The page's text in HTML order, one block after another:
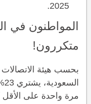
2025.
المواطنون في
متكررون!
بحسب هيئة الاتصالات